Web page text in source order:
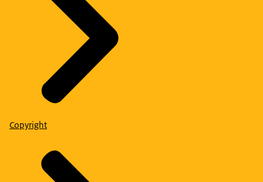
Copyright